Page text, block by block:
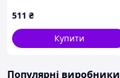
511 ₴
Купити
Популярні виробники